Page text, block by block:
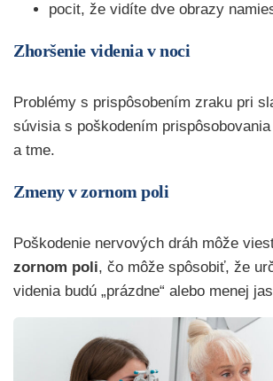
pocit, že vidíte dve obrazy
Zhoršenie videnia v noci
Problémy s prispôsobením zraku pri
súvisia s poškodením
a tme.
Zmeny v zornom poli
Poškodenie nervových dráh môže
zornom poli, čo môže spôsobiť, že
videnia budú „prázdne“ alebo menej